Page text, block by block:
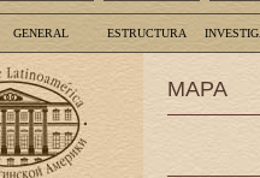
GENERAL ESTRUCTURA
MAPA